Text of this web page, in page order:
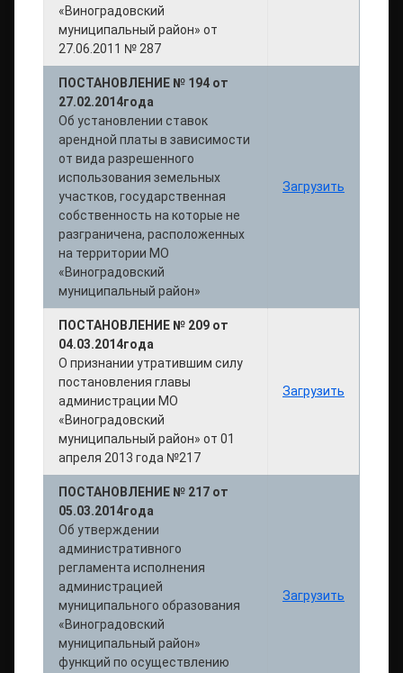
«Виноградовский
муниципальный район» от
27.06.2011 № 287
ПОСТАНОВЛЕНИЕ № 194 от
27.02.2014года
Об установлении ставок
арендной платы в зависимости
от вида разрешенного
использования земельных
участков, государственная
собственность на которые не
разграничена, расположенных
на территории МО
«Виноградовский
муниципальный район»
Загрузить
ПОСТАНОВЛЕНИЕ № 209 от
04.03.2014года
О признании утратившим силу
постановления главы
администрации МО
«Виноградовский
муниципальный район» от 01
апреля 2013 года №217
Загрузить
ПОСТАНОВЛЕНИЕ № 217 от
05.03.2014года
Об утверждении
административного
регламента исполнения
администрацией
муниципального образования
«Виноградовский
муниципальный район»
функций по осуществлению
Загрузить